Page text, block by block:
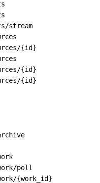
stream
{id}
{id}
{id}
poll
{work_id}